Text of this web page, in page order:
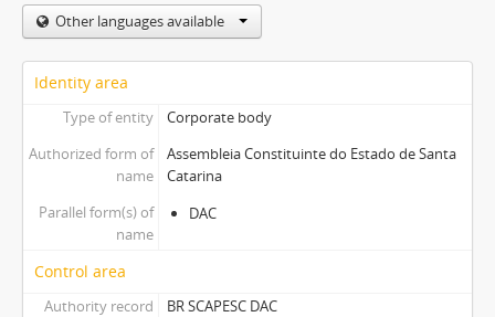
Other languages available
Identity area
Type of entity
Corporate body
Authorized form of
name
Assembleia Constituinte do Estado de Santa
Catarina
Parallel form(s) of
name
DAC
Control area
Authority record
BR SCAPESC DAC